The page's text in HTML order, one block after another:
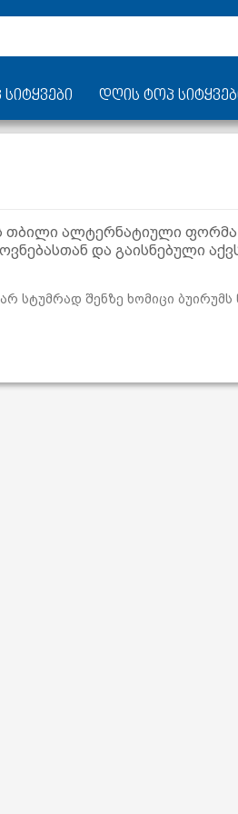
დღის ტოპ
თბილი ალტერნატიული
და გაისნებული
სტუმრად შენზე ხომიცი